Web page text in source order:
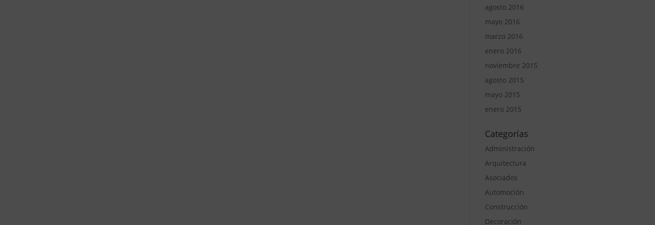
agosto 2016
mayo 2016
marzo 2016
enero 2016
noviembre 2015
agosto 2015
mayo 2015
enero 2015
Categorías
Administración
Arquitectura
Asociados
Automoción
Construcción
Decoración